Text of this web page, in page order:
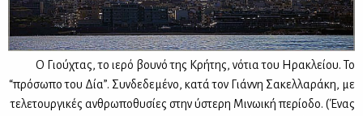
Ο Γιούχτας, το ιερό βουνό της Κρήτης, νότια του Ηρακλείου. Το
“πρόσωπο του Δία”. Συνδεδεμένο, κατά τον Γιάννη Σακελλαράκη, με
τελετουργικές ανθρωποθυσίες στην ύστερη Μινωική περίοδο. (Ένας